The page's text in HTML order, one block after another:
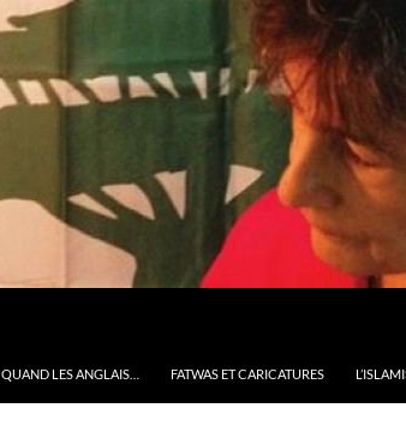
QUAND LES ANGLAIS… FATWAS ET CARICATURES